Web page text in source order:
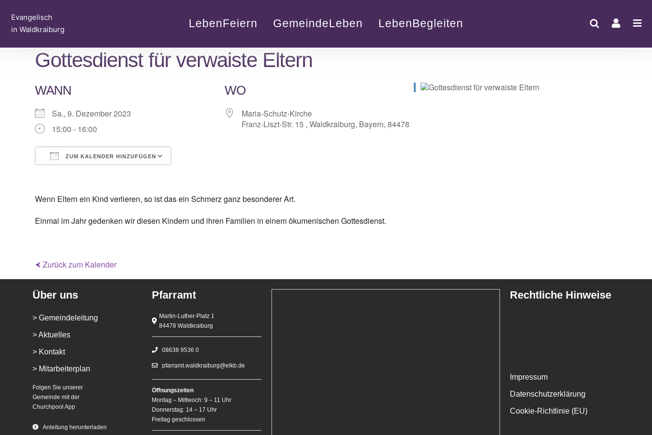
Inhalt
springen
Evangelisch
in Waldkraiburg
LebenFeiern GemeindeLeben LebenBegleiten
Gottesdienst für verwaiste Eltern
WANN
Sa., 9. Dezember 2023
15:00 - 16:00
ZUM KALENDER HINZUFÜGEN
WO
Maria-Schutz-Kirche
Franz-Liszt-Str. 15 , Waldkraiburg, Bayern, 84478
Wenn Eltern ein Kind verlieren, so ist das ein Schmerz ganz besonderer Art.
Einmal im Jahr gedenken wir diesen Kindern und ihren Familien in einem ökumenischen Gottesdienst.
⮜ Zurück zum Kalender
Über uns
> Gemeindeleitung
> Aktuelles
> Kontakt
> Mitarbeiterplan
Folgen Sie unserer
Gemeinde mit der
Churchpool App
Anleitung herunterladen
Pfarramt
Martin-Luther-Platz 1
84478 Waldkraiburg
08638 9536 0
pfarramt.waldkraiburg@elkb.de
Öffnungszeiten
Montag – Mittwoch: 9 – 11 Uhr
Donnerstag: 14 – 17 Uhr
Freitag geschlossen
Rechtliche Hinweise
Impressum
Datenschutzerklärung
Cookie-Richtlinie (EU)